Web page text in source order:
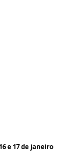
e 17 de janeiro